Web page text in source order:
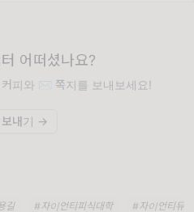
어떠셨나요?
피와 ✉️ 쪽지를 보내보세요!
보내기 →
길 #자이언티피식대학 #자이언티듀엣